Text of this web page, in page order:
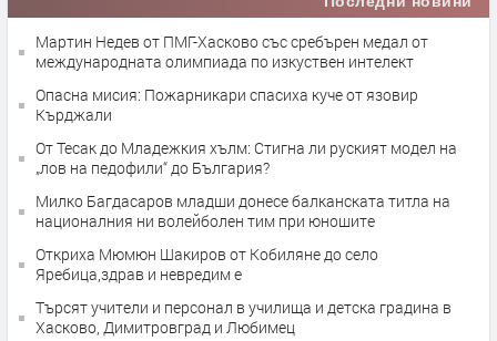
Мартин Недев от ПМГ-Хасково със сребърен медал от
международната олимпиада по изкуствен интелект
Опасна мисия: Пожарникари спасиха куче от язовир
Кърджали
От Тесак до Младежкия хълм: Стигна ли руският модел на
„лов на педофили“ до България?
Милко Багдасаров младши донесе балканската титла на
националния ни волейболен тим при юношите
Откриха Мюмюн Шакиров от Кобиляне до село
Яребица,здрав и невредим е
Търсят учители и персонал в училища и детска градина в
Хасково, Димитровград и Любимец